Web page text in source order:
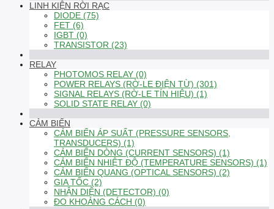
LINH KIỆN RỜI RẠC
DIODE (75)
FET (6)
IGBT (0)
TRANSISTOR (23)
RELAY
PHOTOMOS RELAY (0)
POWER RELAYS (RỜ-LE ĐIỆN TỪ) (301)
SIGNAL RELAYS (RỜ-LE TÍN HIỆU) (1)
SOLID STATE RELAY (0)
CẢM BIẾN
CẢM BIẾN ÁP SUẤT (PRESSURE SENSORS,
TRANSDUCERS) (1)
CẢM BIẾN DÒNG (CURRENT SENSORS) (1)
CẢM BIẾN NHIỆT ĐỘ (TEMPERATURE SENSORS) (1)
CẢM BIẾN QUANG (OPTICAL SENSORS) (2)
GIA TỐC (2)
NHẬN DIỆN (DETECTOR) (0)
ĐO KHOẢNG CÁCH (0)